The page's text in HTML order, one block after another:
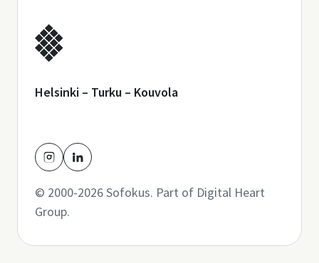
Helsinki – Turku – Kouvola
© 2000-2026 Sofokus. Part of Digital Heart
Group.